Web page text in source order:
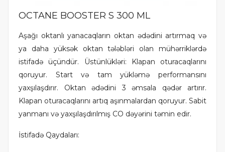
OCTANE BOOSTER S 300 ML
Aşağı oktanlı yanacaqların oktan ədədini artırmaq və
ya daha yüksək oktan tələbləri olan mühərriklərdə
istifadə üçündür. Üstünlükləri: Klapan oturacaqlarını
qoruyur. Start və tam yükləmə performansını
yaxşılaşdırır. Oktan ədədini 3 əmsala qədər artırır.
Klapan oturacaqlarını artıq aşınmalardan qoruyur. Sabit
yanmanı və yaxşılaşdırılmış CO dəyərini təmin edir.
İstifadə Qaydaları: